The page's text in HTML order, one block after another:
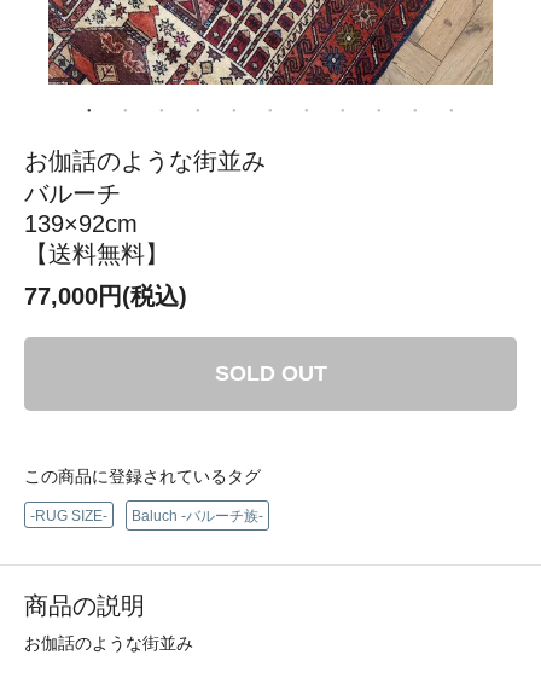
お伽話のような街並み
バルーチ
139×92cm
【送料無料】
77,000円(税込)
SOLD OUT
この商品に登録されているタグ
-RUG SIZE- Baluch -バルーチ族-
商品の説明
お伽話のような街並み